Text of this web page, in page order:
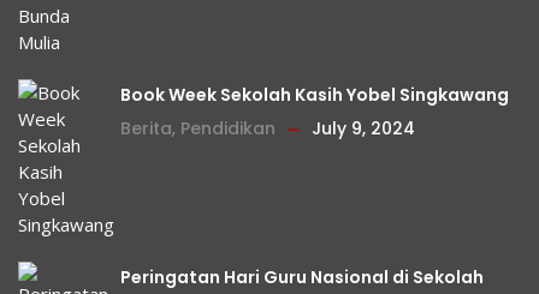
Book Week Sekolah Kasih Yobel Singkawang
Berita, Pendidikan July 9, 2024
Peringatan Hari Guru Nasional di Sekolah